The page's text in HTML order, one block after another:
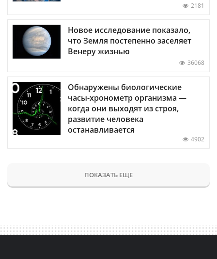
2181
Новое исследование показало,
что Земля постепенно заселяет
Венеру жизнью
36068
Обнаружены биологические
часы-хронометр организма —
когда они выходят из строя,
развитие человека
останавливается
4902
ПОКАЗАТЬ ЕЩЕ